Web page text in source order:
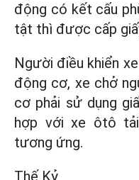
động có kết cấu
tật thì được cấp
Người điều khiển
động cơ, xe chở
cơ phải sử dụng
hợp với xe ôtô
tương ứng.
Thế Kỷ